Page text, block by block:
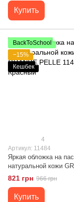
Купить
BackToSchool
−15%
Кешбек
4
Артикул: 11484
Яркая обложка на
натуральной кожи
PELLE 11484 Красный
821 грн 966 грн
Купить